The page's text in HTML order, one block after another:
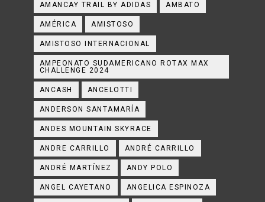
AMANCAY TRAIL BY ADIDAS AMBATO
AMÉRICA AMISTOSO
AMISTOSO INTERNACIONAL
AMPEONATO SUDAMERICANO ROTAX MAX
CHALLENGE 2024
ANCASH ANCELOTTI
ANDERSON SANTAMARÍA
ANDES MOUNTAIN SKYRACE
ANDRE CARRILLO ANDRÉ CARRILLO
ANDRÉ MARTÍNEZ ANDY POLO
ANGEL CAYETANO ANGELICA ESPINOZA